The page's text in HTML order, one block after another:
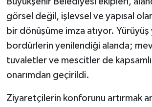
görsel değil, işlevsel ve yapısal
bir dönüşüme imza atıyor. Yürüyüş
bordürlerin yenilendiği alanda;
tuvaletler ve mescitler de kapsamlı
onarımdan geçirildi.
Ziyaretçilerin konforunu artırmak